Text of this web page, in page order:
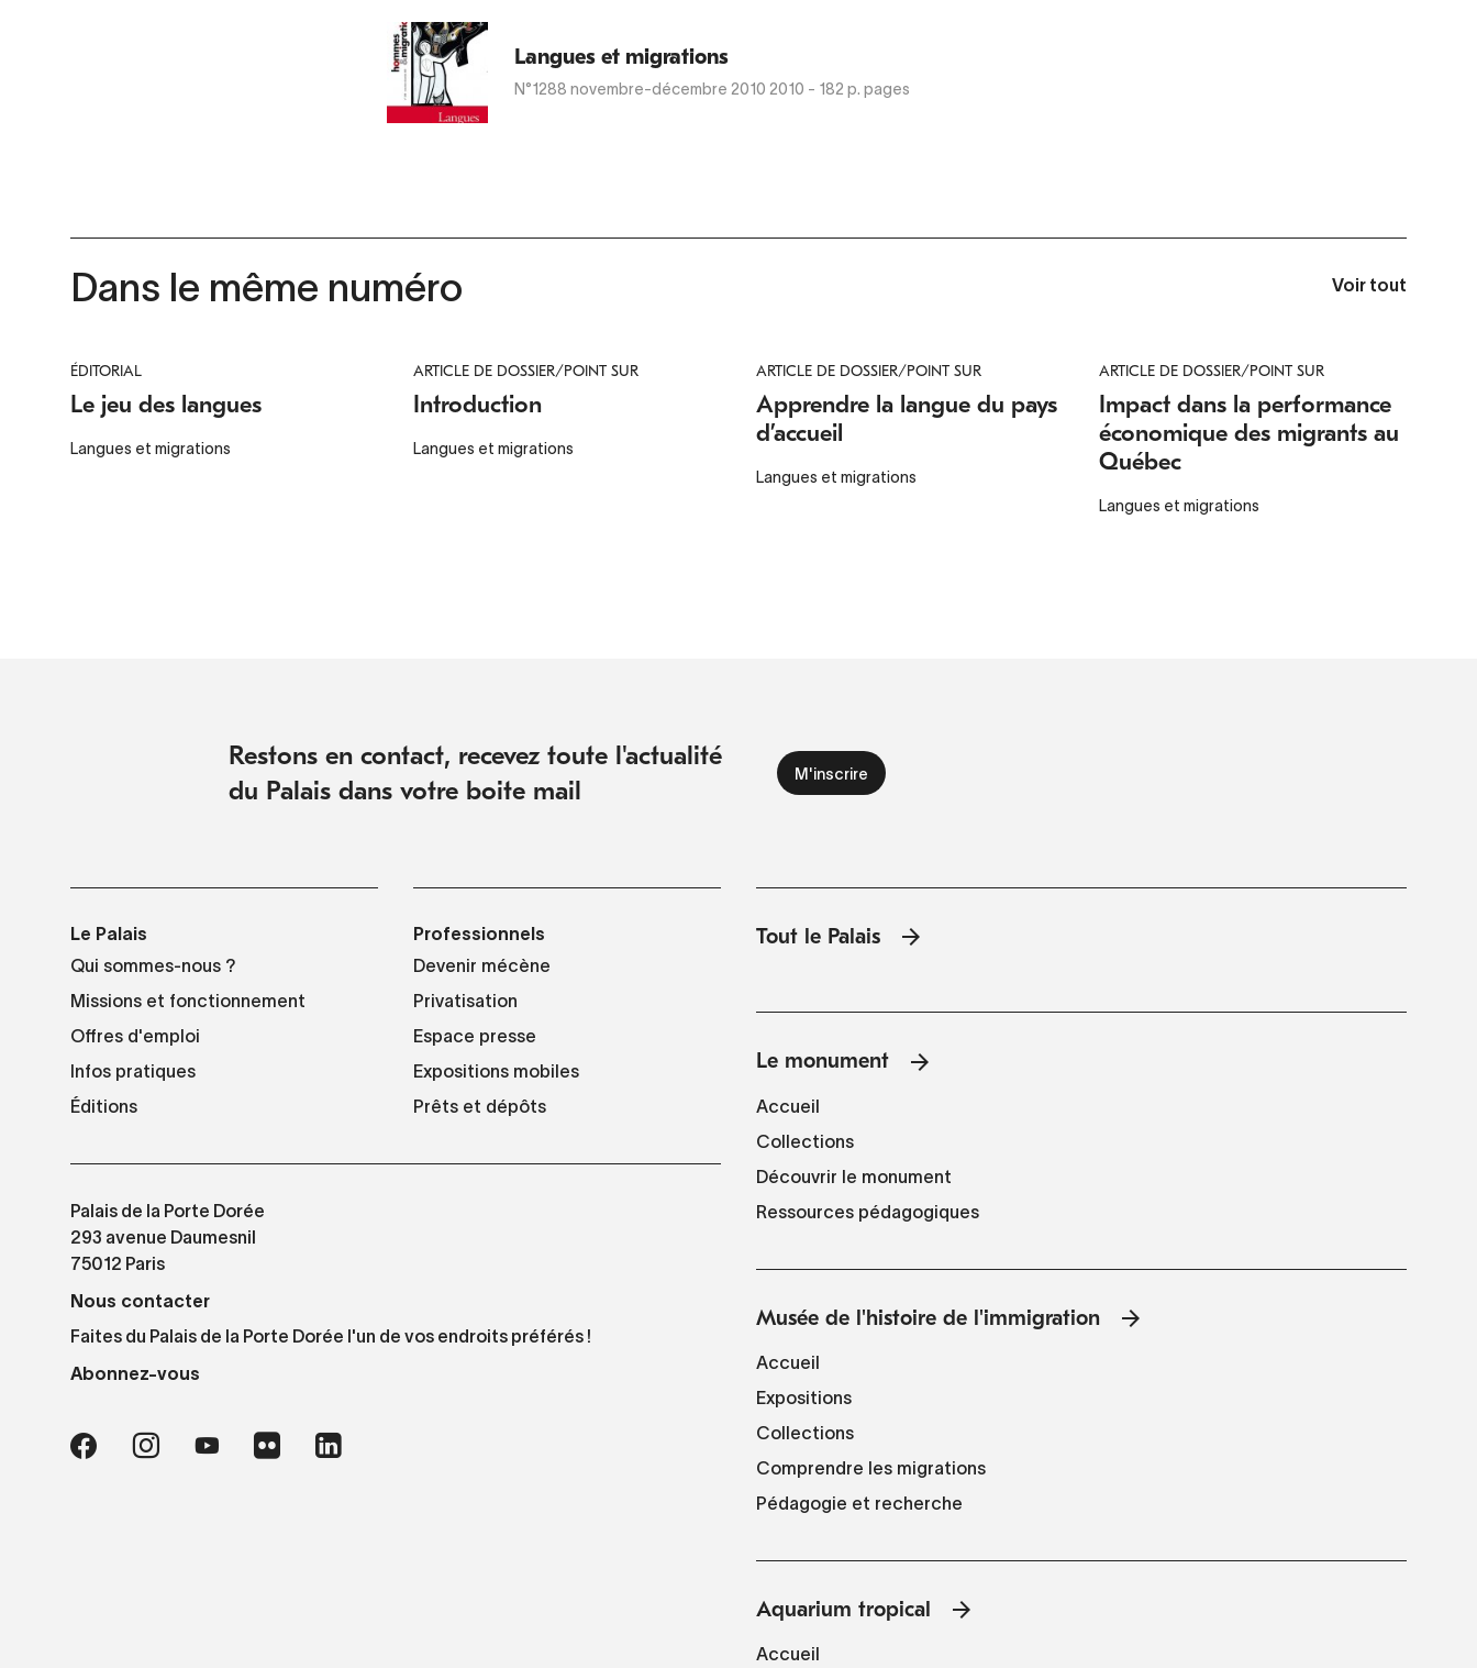
Langues et migrations
N°1288 novembre-décembre 2010 2010 - 182 p. pages
Dans le même numéro Voir tout
ÉDITORIAL
Le jeu des langues
Langues et migrations
ARTICLE DE DOSSIER/POINT SUR
Introduction
Langues et migrations
ARTICLE DE DOSSIER/POINT SUR
Apprendre la langue du pays
d’accueil
Langues et migrations
ARTICLE DE DOSSIER/POINT SUR
Impact dans la performance
économique des migrants au
Québec
Langues et migrations
Restons en contact, recevez toute l'actualité
du Palais dans votre boite mail
Le Palais
Qui sommes-nous ?
Missions et fonctionnement
Offres d'emploi
Infos pratiques
Éditions
Professionnels
Devenir mécène
Privatisation
Espace presse
Expositions mobiles
Prêts et dépôts
Palais de la Porte Dorée
293 avenue Daumesnil
75012 Paris
Nous contacter
Faites du Palais de la Porte Dorée l'un de vos endroits préférés !
Abonnez-vous
Tout le Palais
Le monument
Accueil
Collections
Découvrir le monument
Ressources pédagogiques
Musée de l'histoire de l'immigration
Accueil
Expositions
Collections
Comprendre les migrations
Pédagogie et recherche
Aquarium tropical
Accueil